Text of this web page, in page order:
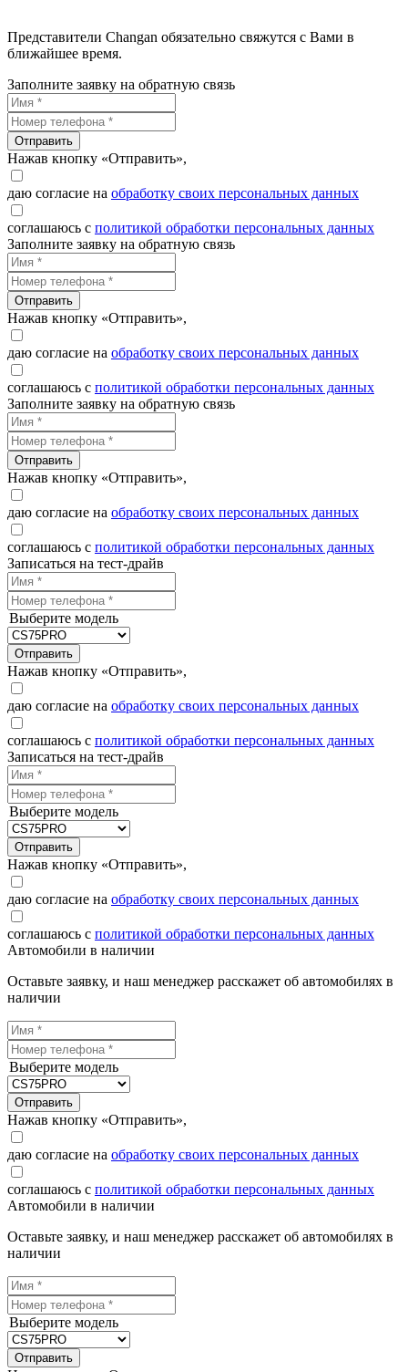
Представители Changan обязательно свяжутся с Вами в
ближайшее время.
Заполните заявку на обратную связь
Отправить
Нажав кнопку «Отправить»,
даю согласие на обработку своих персональных данных
соглашаюсь с политикой обработки персональных данных
Заполните заявку на обратную связь
Отправить
Нажав кнопку «Отправить»,
даю согласие на обработку своих персональных данных
соглашаюсь с политикой обработки персональных данных
Заполните заявку на обратную связь
Отправить
Нажав кнопку «Отправить»,
даю согласие на обработку своих персональных данных
соглашаюсь с политикой обработки персональных данных
Записаться на тест-драйв
Выберите модель
Отправить
Нажав кнопку «Отправить»,
даю согласие на обработку своих персональных данных
соглашаюсь с политикой обработки персональных данных
Записаться на тест-драйв
Выберите модель
Отправить
Нажав кнопку «Отправить»,
даю согласие на обработку своих персональных данных
соглашаюсь с политикой обработки персональных данных
Автомобили в наличии
Оставьте заявку, и наш менеджер расскажет об автомобилях в
наличии
Выберите модель
Отправить
Нажав кнопку «Отправить»,
даю согласие на обработку своих персональных данных
соглашаюсь с политикой обработки персональных данных
Автомобили в наличии
Оставьте заявку, и наш менеджер расскажет об автомобилях в
наличии
Выберите модель
Отправить